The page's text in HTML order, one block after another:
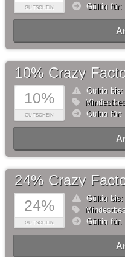
GUTSCHEIN
Gültig für:
10%
GUTSCHEIN
10% Crazy
Gültig bis:
Gültig für:
24%
GUTSCHEIN
24% Crazy
Gültig bis:
Gültig für: